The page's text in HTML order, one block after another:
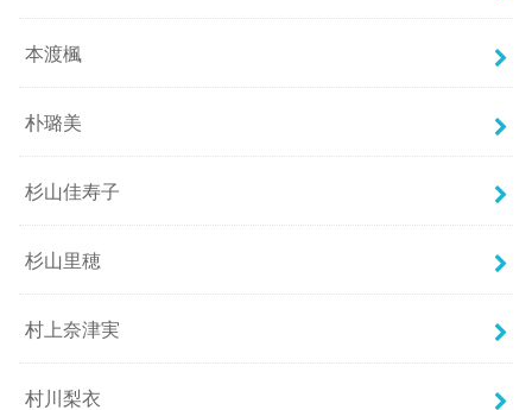
本渡楓
朴璐美
杉山佳寿子
杉山里穂
村上奈津実
村川梨衣